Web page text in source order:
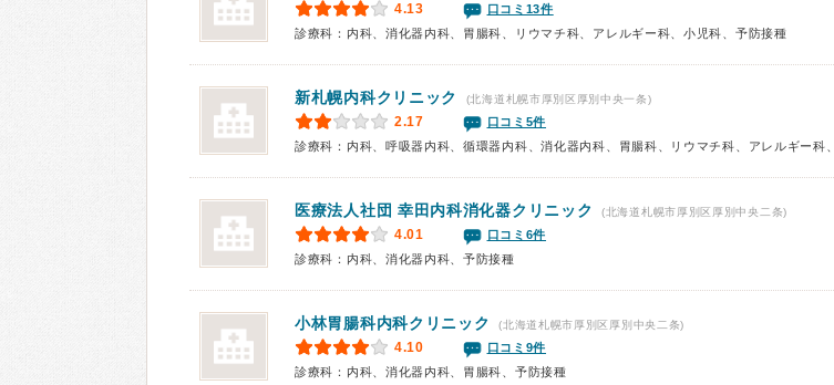
4.13
口コミ13件
診療科：内科、消化器内科、胃腸科、リウマチ科、アレルギー科、小児科、予防接種
新札幌内科クリニック (北海道札幌市厚別区厚別中央一条)
2.17
口コミ5件
医療法人社団 幸田内科消化器クリニック (北海道札幌市厚別区厚別中央二条)
4.01
口コミ6件
診療科：内科、消化器内科、予防接種
小林胃腸科内科クリニック (北海道札幌市厚別区厚別中央二条)
4.10
口コミ9件
診療科：内科、消化器内科、胃腸科、予防接種